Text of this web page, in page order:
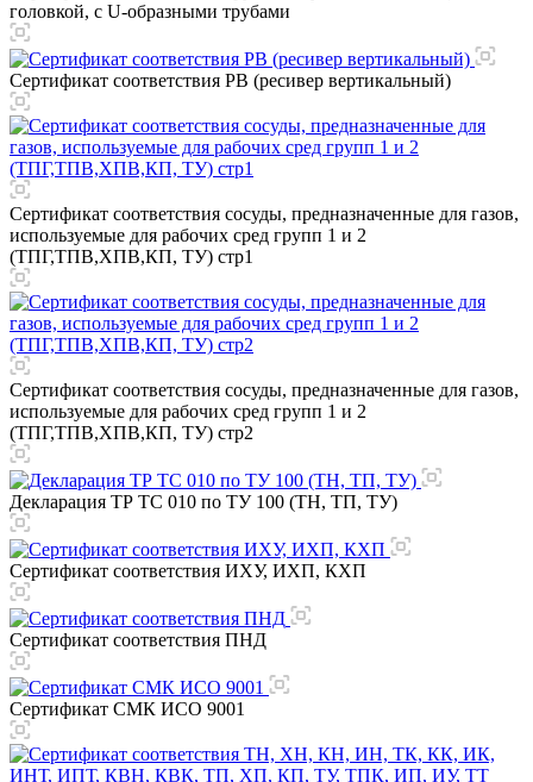
головкой, с U-образными трубами
Сертификат соответствия РВ (ресивер вертикальный)
Сертификат соответствия сосуды, предназначенные для газов,
используемые для рабочих сред групп 1 и 2
(ТПГ,ТПВ,ХПВ,КП, ТУ) стр1
Сертификат соответствия сосуды, предназначенные для газов,
используемые для рабочих сред групп 1 и 2
(ТПГ,ТПВ,ХПВ,КП, ТУ) стр2
Декларация ТР ТС 010 по ТУ 100 (ТН, ТП, ТУ)
Сертификат соответствия ИХУ, ИХП, КХП
Сертификат соответствия ПНД
Сертификат СМК ИСО 9001